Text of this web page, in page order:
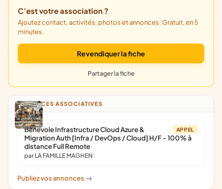
C'est votre association ?
Ajoutez contact, activités, photos et annonces. Gratuit, en 5
minutes.
Revendiquer la fiche
Partager la fiche
ANNONCES ASSOCIATIVES
APPEL
Bénévole Infrastructure Cloud Azure &
Migration Auth [Infra / DevOps / Cloud] H/F - 100% à
distance Full Remote
par LA FAMILLE MAGHEN
Publiez vos annonces ->